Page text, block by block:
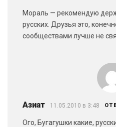
Мораль — рекомендую
русских. Друзья это,
сообществами лучше не
Азиат 11.05.2010 в 3:48
Ого, Бугагушки какие,